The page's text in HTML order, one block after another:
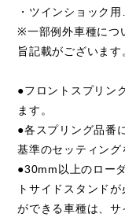
・ツインショック
※一部例外車種につ
旨記載がございます
●フロントスプリン
ます。
●各スプリング品番
基準のセッティング
●30mm以上のロー
トサイドスタンド
ができる車種は、